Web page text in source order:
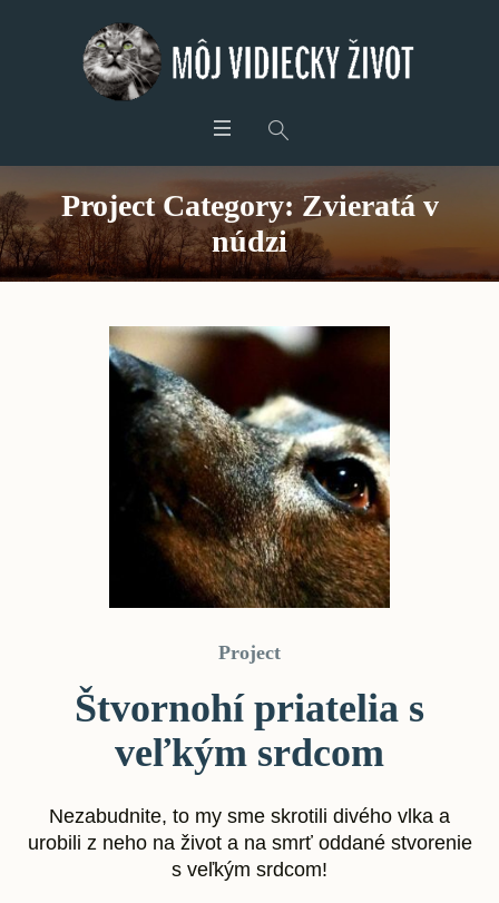
Project Category: Zvieratá v
núdzi
Project
Štvornohí priatelia s
veľkým srdcom
Nezabudnite, to my sme skrotili divého vlka a
urobili z neho na život a na smrť oddané stvorenie
s veľkým srdcom!